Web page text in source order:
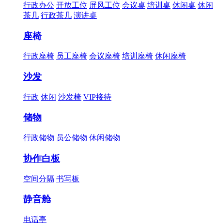
行政办公 开放工位 屏风工位 会议桌 培训桌 休闲桌 休闲
茶几 行政茶几 演讲桌
座椅
行政座椅 员工座椅 会议座椅 培训座椅 休闲座椅
沙发
行政 休闲 沙发椅 VIP接待
储物
行政储物 员公储物 休闲储物
协作白板
空间分隔 书写板
静音舱
电话亭